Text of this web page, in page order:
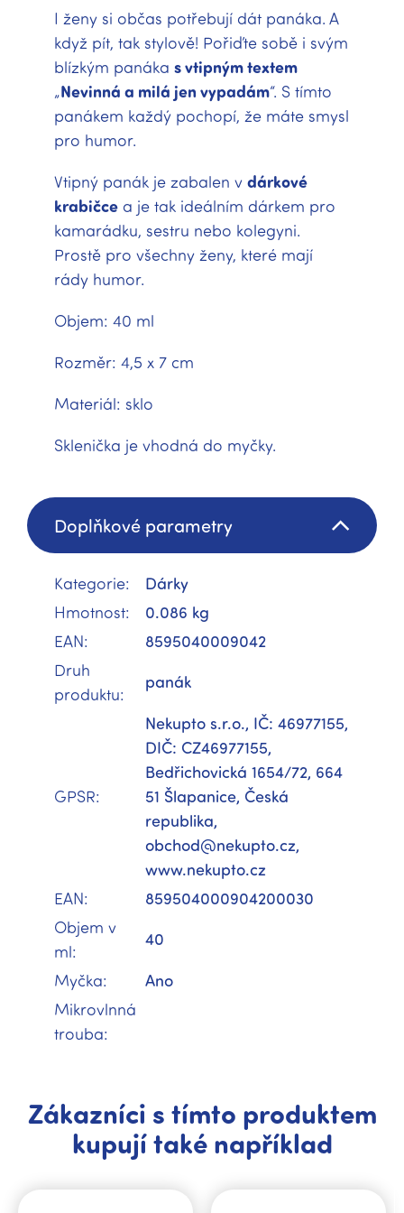
I ženy si občas potřebují dát panáka. A
když pít, tak stylově! Pořiďte sobě i svým
blízkým panáka s vtipným textem
„Nevinná a milá jen vypadám“. S tímto
panákem každý pochopí, že máte smysl
pro humor.
Vtipný panák je zabalen v dárkové
krabičce a je tak ideálním dárkem pro
kamarádku, sestru nebo kolegyni.
Prostě pro všechny ženy, které mají
rády humor.
Objem: 40 ml
Rozměr: 4,5 x 7 cm
Materiál: sklo
Sklenička je vhodná do myčky.
Doplňkové parametry
Kategorie:
Dárky
Hmotnost:
0.086 kg
EAN:
8595040009042
Druh
produktu:
panák
GPSR:
Nekupto s.r.o., IČ: 46977155,
DIČ: CZ46977155,
Bedřichovická 1654/72, 664
51 Šlapanice, Česká
republika,
obchod@nekupto.cz,
www.nekupto.cz
EAN:
859504000904200030
Objem v
ml:
40
Myčka:
Ano
Mikrovlnná
trouba:
Zákazníci s tímto produktem
kupují také například